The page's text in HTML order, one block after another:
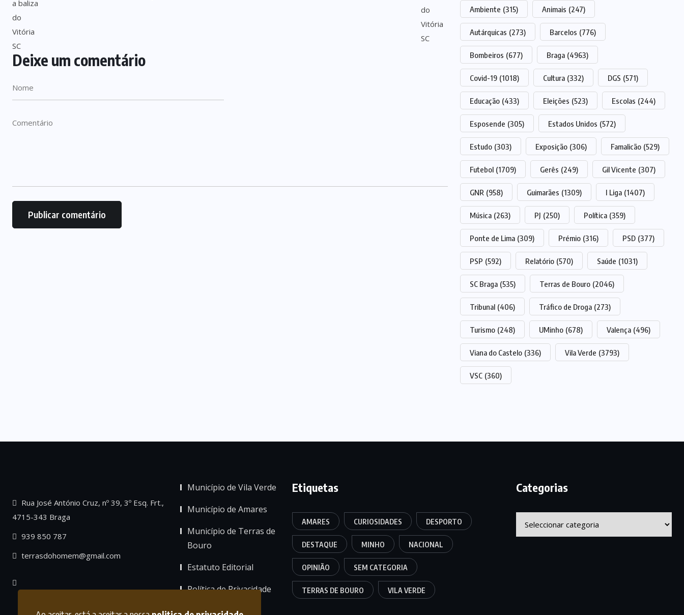
Deixe um comentário
Ambiente (315) Animais (247)
Autárquicas (273) Barcelos (776)
Bombeiros (677) Braga (4963)
Covid-19 (1018) Cultura (332) DGS (571)
Educação (433) Eleições (523) Escolas (244)
Esposende (305) Estados Unidos (572)
Estudo (303) Exposição (306) Famalicão (529)
Futebol (1709) Gerês (249) Gil Vicente (307)
GNR (958) Guimarães (1309) I Liga (1407)
Música (263) PJ (250) Política (359)
Ponte de Lima (309) Prémio (316) PSD (377)
PSP (592) Relatório (570) Saúde (1031)
SC Braga (535) Terras de Bouro (2046)
Tribunal (406) Tráfico de Droga (273)
Turismo (248) UMinho (678) Valença (496)
Viana do Castelo (336) Vila Verde (3793)
VSC (360)
Rua José António Cruz, nº 39, 3º Esq. Frt.,
4715-343 Braga
939 850 787
terrasdohomem@gmail.com
Município de Vila Verde
Município de Amares
Município de Terras de
Bouro
Estatuto Editorial
Política de Privacidade
Etiquetas
AMARES CURIOSIDADES DESPORTO
DESTAQUE MINHO NACIONAL
OPINIÃO SEM CATEGORIA
TERRAS DE BOURO VILA VERDE
Categorias